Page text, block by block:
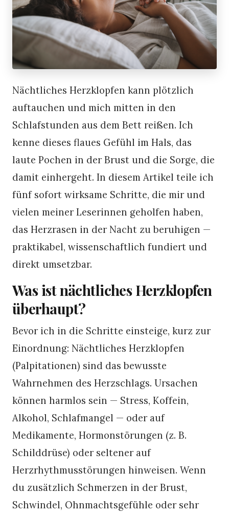
Nächtliches Herzklopfen kann plötzlich
auftauchen und mich mitten in den
Schlafstunden aus dem Bett reißen. Ich
kenne dieses flaues Gefühl im Hals, das
laute Pochen in der Brust und die Sorge, die
damit einhergeht. In diesem Artikel teile ich
fünf sofort wirksame Schritte, die mir und
vielen meiner Leserinnen geholfen haben,
das Herzrasen in der Nacht zu beruhigen —
praktikabel, wissenschaftlich fundiert und
direkt umsetzbar.
Was ist nächtliches Herzklopfen
überhaupt?
Bevor ich in die Schritte einsteige, kurz zur
Einordnung: Nächtliches Herzklopfen
(Palpitationen) sind das bewusste
Wahrnehmen des Herzschlags. Ursachen
können harmlos sein — Stress, Koffein,
Alkohol, Schlafmangel — oder auf
Medikamente, Hormonstörungen (z. B.
Schilddrüse) oder seltener auf
Herzrhythmusstörungen hinweisen. Wenn
du zusätzlich Schmerzen in der Brust,
Schwindel, Ohnmachtsgefühle oder sehr